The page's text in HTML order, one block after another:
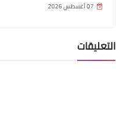
07 أغسطس 2026
التعليقات